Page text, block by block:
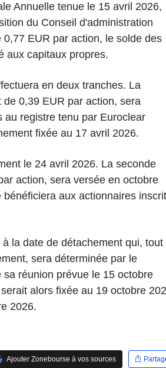
Annuelle tenue le 15 avril 2026,
du Conseil d'administration
EUR par action, le solde des
aux capitaux propres.
en deux tranches. La
0,39 EUR par action, sera
registre tenu par Euroclear
fixée au 17 avril 2026.
le 24 avril 2026. La seconde
action, sera versée en octobre
aux actionnaires
la date de détachement qui, tout
sera déterminée par le
réunion prévue le 15 octobre
alors fixée au 19 octobre
2026.
Ajouter Zonebourse à vos sources